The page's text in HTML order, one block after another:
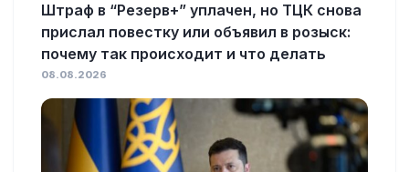
Штраф в “Резерв+” уплачен, но ТЦК снова
прислал повестку или объявил в розыск:
почему так происходит и что делать
08.08.2026